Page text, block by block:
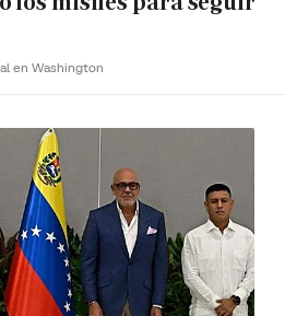
en Washington